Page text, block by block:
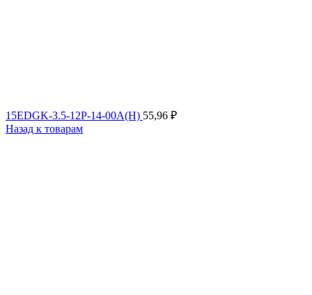
15EDGK-3.5-12P-14-00A(H) 55,96 ₽
Назад к товарам